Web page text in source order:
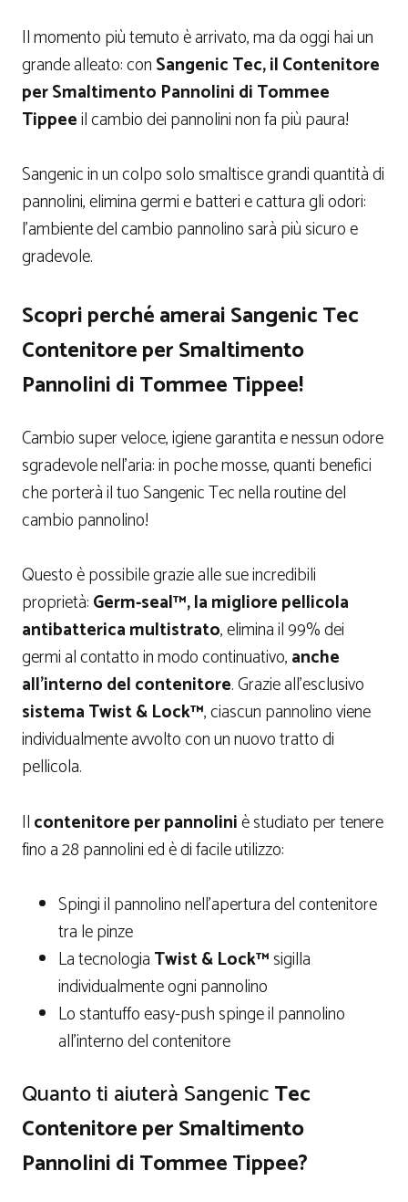
Il momento più temuto è arrivato, ma da oggi hai un
grande alleato: conSangenic Tec, il Contenitore
per Smaltimento Pannolini di Tommee
Tippeeil cambio dei pannolini non fa più paura!
Sangenic in un colpo solo smaltisce grandi quantità di
pannolini, elimina germi e batteri e cattura gli odori:
l’ambiente del cambio pannolino sarà più sicuro e
gradevole.
Scopri perché amerai Sangenic Tec
Contenitore per Smaltimento
Pannolini di Tommee Tippee!
Cambio super veloce, igiene garantita e nessun odore
sgradevole nell’aria: in poche mosse, quanti benefici
che porterà il tuo Sangenic Tec nella routine del
cambio pannolino!
Questo è possibile grazie alle sue incredibili
proprietà:Germ-seal™, la migliore pellicola
antibatterica multistrato, elimina il 99% dei
germi al contatto in modo continuativo,anche
all’interno del contenitore. Grazie all’esclusivo
sistema Twist & Lock™, ciascun pannolino viene
individualmente avvolto con un nuovo tratto di
pellicola.
Ilcontenitore per pannoliniè studiato per tenere
fino a 28 pannolini ed è di facile utilizzo:
Spingi il pannolino nell’apertura del contenitore
tra le pinze
La tecnologiaTwist & Lock™sigilla
individualmente ogni pannolino
Lo stantuffo easy-push spinge il pannolino
all’interno del contenitore
Quanto ti aiuterà SangenicTec
Contenitore per Smaltimento
Pannolini di Tommee Tippee?